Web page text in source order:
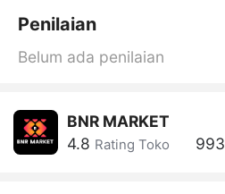
Penilaian
Belum ada penilaian
BNR MARKET
4.8 Rating Toko 993